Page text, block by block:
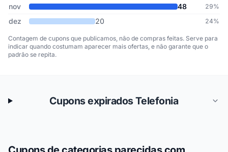
nov 48 29%
dez 20 24%
Contagem de cupons que publicamos, não de compras feitas. Serve para
indicar quando costumam aparecer mais ofertas, e não garante que o
padrão se repita.
Cupons expirados Telefonia